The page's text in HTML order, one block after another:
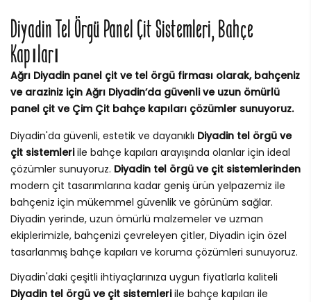
Diyadin Tel Örgü Panel Çit Sistemleri, Bahçe
Kapıları
Ağrı Diyadin panel çit ve tel örgü firması olarak, bahçeniz
ve araziniz için Ağrı Diyadin’da güvenli ve uzun ömürlü
panel çit ve Çim Çit bahçe kapıları çözümler sunuyoruz.
Diyadin'da güvenli, estetik ve dayanıklı Diyadin tel örgü ve
çit sistemleriile bahçe kapıları arayışında olanlar için ideal
çözümler sunuyoruz. Diyadin tel örgü ve çit sistemlerinden
modern çit tasarımlarına kadar geniş ürün yelpazemiz ile
bahçeniz için mükemmel güvenlik ve görünüm sağlar.
Diyadin yerinde, uzun ömürlü malzemeler ve uzman
ekiplerimizle, bahçenizi çevreleyen çitler, Diyadin için özel
tasarlanmış bahçe kapıları ve koruma çözümleri sunuyoruz.
Diyadin'daki çeşitli ihtiyaçlarınıza uygun fiyatlarla kaliteli
Diyadin tel örgü ve çit sistemleriile bahçe kapıları ile